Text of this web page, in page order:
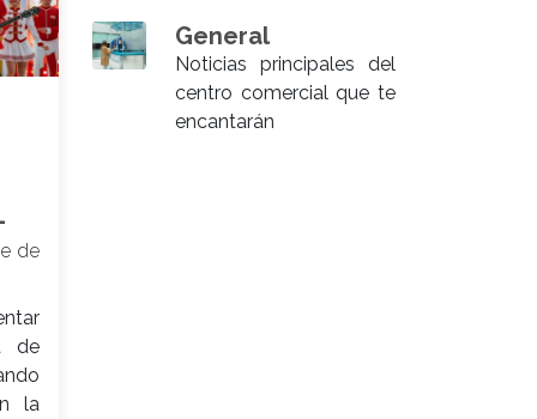
de
de
la
General
Noticias principales del
centro comercial que te
encantarán